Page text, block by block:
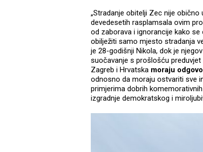
„Stradanje obitelji Zec nije
devedesetih rasplamsala ovim
od zaborava i ignorancije kako
obilježiti samo mjesto stradanja
je 28-godišnji Nikola, dok je
suočavanje s prošlošću
Zagreb i Hrvatska moraju
odnosno da moraju ostvariti sve
primjerima dobrih
izgradnje demokratskog i